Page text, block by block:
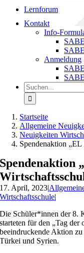
Lernforum
Kontakt
Info-
Anmeldung
Suche
nach:
Startseite
Allgemeine
Neuigkeiten
Spendenaktion
Spendenaktion
17. April, 2023|
Wirtschaftsschule|
Die Schüler*innen der 8.
starteten für den „Tag
beeindruckende Aktion
Türkei und Syrien.